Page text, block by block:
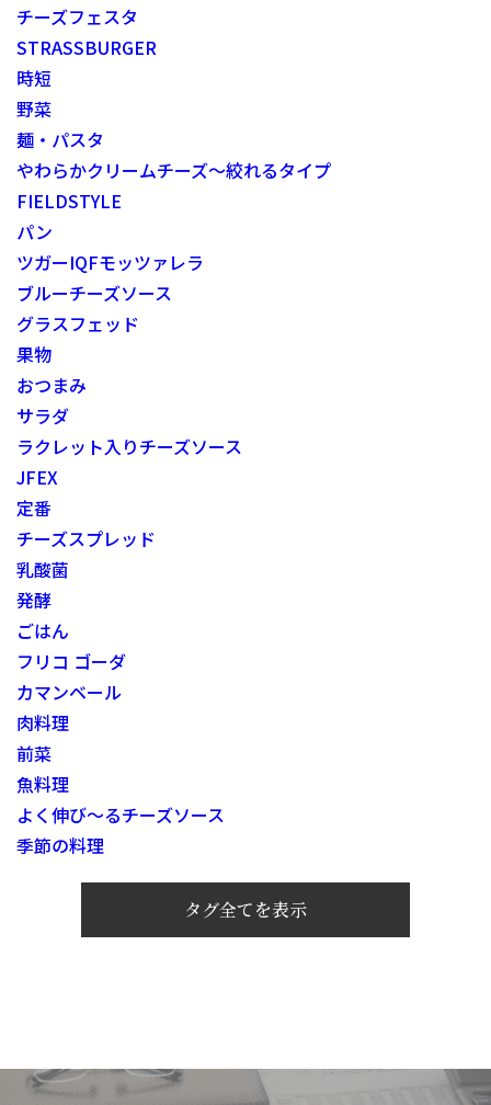
チーズフェスタ
STRASSBURGER
時短
野菜
麺・パスタ
やわらかクリームチーズ～絞れるタイプ
FIELDSTYLE
パン
ツガーIQFモッツァレラ
ブルーチーズソース
グラスフェッド
果物
おつまみ
サラダ
ラクレット入りチーズソース
JFEX
定番
チーズスプレッド
乳酸菌
発酵
ごはん
フリコ ゴーダ
カマンベール
肉料理
前菜
魚料理
よく伸び～るチーズソース
季節の料理
タグ全てを表示